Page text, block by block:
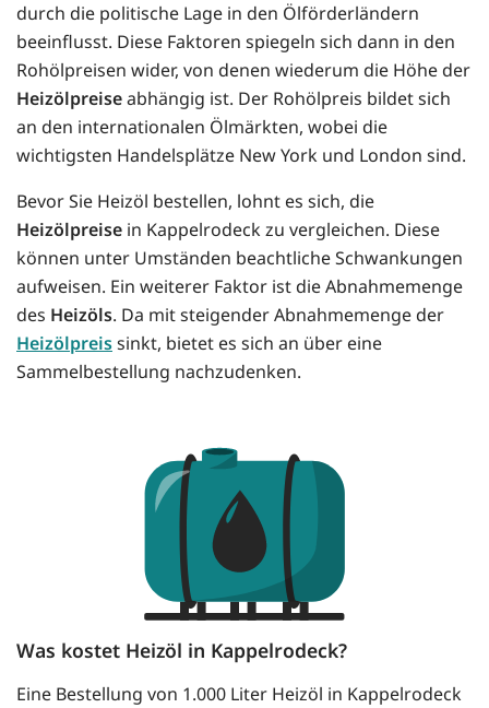
durch die politische Lage in den Ölförderländern
beeinflusst. Diese Faktoren spiegeln sich dann in den
Rohölpreisen wider, von denen wiederum die Höhe der
Heizölpreiseabhängig ist. Der Rohölpreis bildet sich
an den internationalen Ölmärkten, wobei die
wichtigsten Handelsplätze New York und London sind.
Bevor Sie Heizöl bestellen, lohnt es sich, die
Heizölpreise in Kappelrodeck zu vergleichen. Diese
können unter Umständen beachtliche Schwankungen
aufweisen. Ein weiterer Faktor ist die Abnahmemenge
des Heizöls. Da mit steigender Abnahmemenge der
Heizölpreissinkt, bietet es sich an über eine
Sammelbestellung nachzudenken.
Was kostet Heizöl in Kappelrodeck?
Eine Bestellung von 1.000 Liter Heizöl in Kappelrodeck